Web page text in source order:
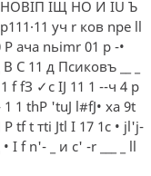
IЩ НО И IU Ъ
уч r ков npe ll
aчa nьimr 01 р -•
С 11 д Псиковъ __ _
f fЗ ✓с IJ 11 1 --ч 4 p
1 thP 'tuJ l#fJ• xa 9t
tf t тti Jtl I 17 1с • jl'j-
I f n'- _ и с' -r ___ _ ll